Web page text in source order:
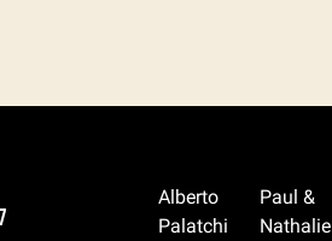
Alberto
Palatchi
Paul &
Nathalie